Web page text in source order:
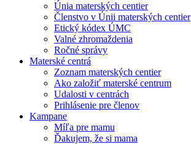
Únia materských centier
Členstvo v Únii materských centier
Etický kódex ÚMC
Valné zhromaždenia
Ročné správy
Materské centrá
Zoznam materských centier
Ako založiť materské centrum
Udalosti v centrách
Prihlásenie pre členov
Kampane
Míľa pre mamu
Ďakujem, že si mama